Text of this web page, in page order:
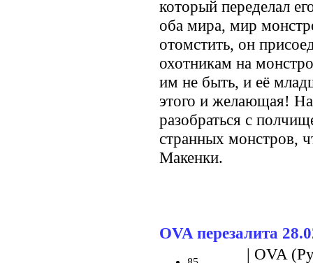
который переделал
оба мира, мир
отомстить, он
охотникам на
им не быть, и её
этого и желающая!
разобраться с
странных монстров,
Макенки.
OVA перезалита
| OVA